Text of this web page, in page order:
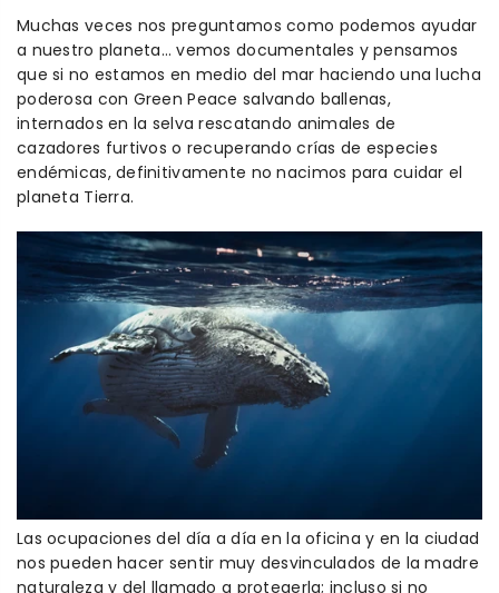
Muchas veces nos preguntamos como podemos ayudar
a nuestro planeta… vemos documentales y pensamos
que si no estamos en medio del mar haciendo una lucha
poderosa con Green Peace salvando ballenas,
internados en la selva rescatando animales de
cazadores furtivos o recuperando crías de especies
endémicas, definitivamente no nacimos para cuidar el
planeta Tierra.
Las ocupaciones del día a día en la oficina y en la ciudad
nos pueden hacer sentir muy desvinculados de la madre
naturaleza y del llamado a protegerla; incluso si no